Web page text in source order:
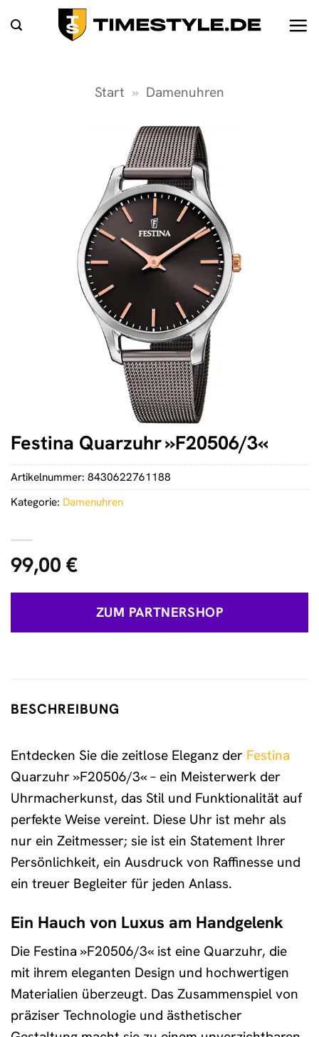
Inhalt
Start » Damenuhren
Festina Quarzuhr »F20506/3«
99,00 €
ZUM PARTNERSHOP
Artikelnummer: 8430622761188
Kategorie: Damenuhren
BESCHREIBUNG
Entdecken Sie die zeitlose Eleganz der Festina
Quarzuhr »F20506/3« – ein Meisterwerk der
Uhrmacherkunst, das Stil und Funktionalität auf
perfekte Weise vereint. Diese Uhr ist mehr als
nur ein Zeitmesser; sie ist ein Statement Ihrer
Persönlichkeit, ein Ausdruck von Raffinesse und
ein treuer Begleiter für jeden Anlass.
Ein Hauch von Luxus am Handgelenk
Die Festina »F20506/3« ist eine Quarzuhr, die
mit ihrem eleganten Design und hochwertigen
Materialien überzeugt. Das Zusammenspiel von
präziser Technologie und ästhetischer